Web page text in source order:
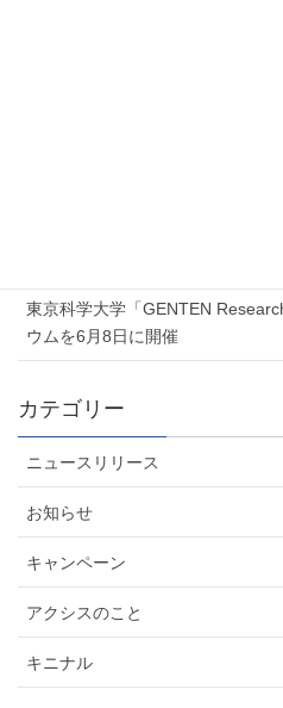
東京科学大学「GENTEN
ウムを6月8日に開催
カテゴリー
ニュースリリース
お知らせ
キャンペーン
アクシスのこと
キニナル